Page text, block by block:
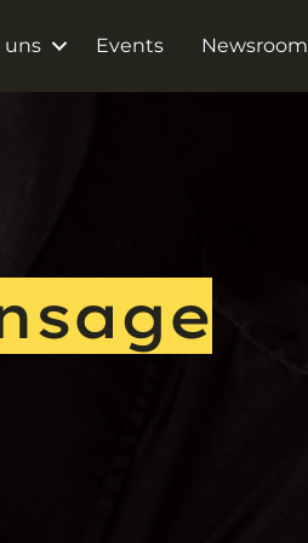
uns Events Newsroom